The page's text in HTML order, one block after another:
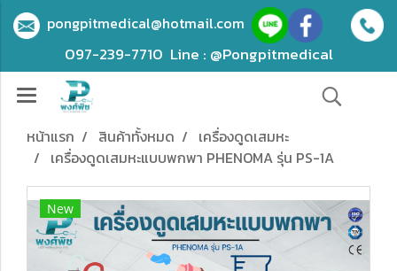
pongpitmedical@hotmail.com
097-239-7710 Line : @Pongpitmedical
หน้าแรก สินค้าทั้งหมด
เครื่องดูดเสมหะ
เครื่องดูดเสมหะแบบพกพา PHENOMA รุ่น PS-1A
New